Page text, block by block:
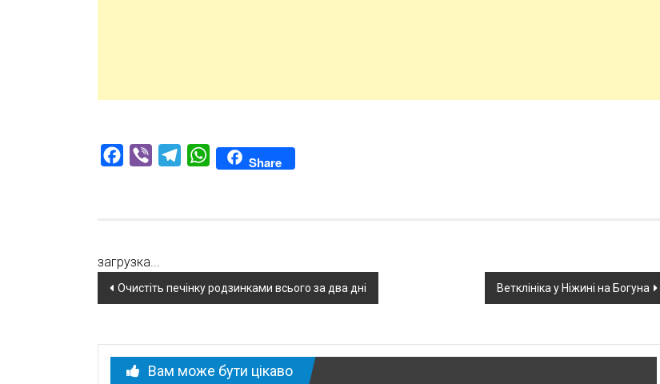
Facebook
Viber TelegramWhatsAppShare
загрузка...
Навігація
новині
Очистіть печінку родзинками всього за два дні Ветклініка у Ніжині на Богуна
Вам може бути цікаво